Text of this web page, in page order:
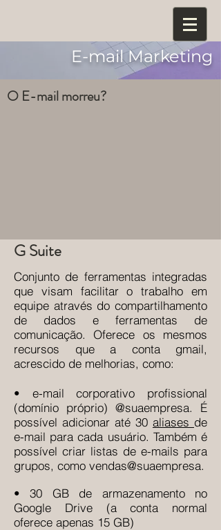
E-mail Marketing
O E-mail morreu?
G Suite
Conjunto de ferramentas integradas
que visam facilitar o trabalho em
equipe através do compartilhamento
de dados e ferramentas de
comunicação. Oferece os mesmos
recursos que a conta gmail,
acrescido de melhorias, como:
• e-mail corporativo profissional
(domínio próprio) @suaempresa. É
possível adicionar até 30 aliases de
e-mail para cada usuário. Também é
possível criar listas de e-mails para
grupos, como vendas@suaempresa.
• 30 GB de armazenamento no
Google Drive (a conta normal
oferece apenas 15 GB)